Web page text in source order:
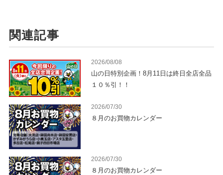
関連記事
2026/08/08
山の日特別企画！8月11日は終日全店全品
１０％引！！
2026/07/30
８月のお買物カレンダー
2026/07/30
８月のお買物カレンダー